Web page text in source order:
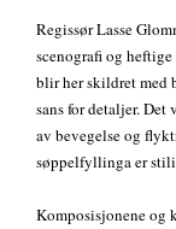
Regissør Lasse
scenografi og
blir her skildret med
sans for detaljer.
av bevegelse og
søppelfyllinga er
Komposisjonene og